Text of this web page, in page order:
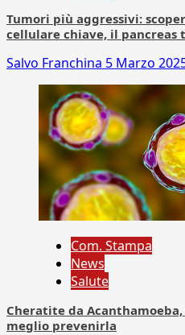
Tumori più aggressivi:
cellulare chiave, il pancreas
Salvo Franchina 5 Marzo
Com. Stampa
News
Salute
Cheratite da
meglio prevenirla